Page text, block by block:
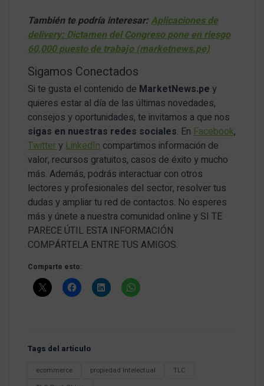
También te podría interesar:Aplicaciones de
delivery: Dictamen del Congreso pone en riesgo
60,000 puesto de trabajo (marketnews.pe)
Sigamos Conectados
Si te gusta el contenido de MarketNews.pe y
quieres estar al día de las últimas novedades,
consejos y oportunidades, te invitamos a que nos
sigas en nuestras redes sociales. EnFacebook,
Twitter yLinkedIn compartimos información de
valor, recursos gratuitos, casos de éxito y mucho
más. Además, podrás interactuar con otros
lectores y profesionales del sector, resolver tus
dudas y ampliar tu red de contactos. No esperes
más y únete a nuestra comunidad online y SI TE
PARECE ÚTIL ESTA INFORMACIÓN
COMPÁRTELA ENTRE TUS AMIGOS.
Comparte esto:
Tags del artículo
ecommerce propiedad Intelectual
TLC